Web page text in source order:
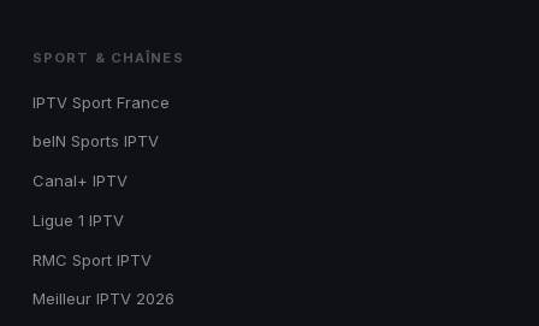
SPORT & CHAÎNES
IPTV Sport France
beIN Sports IPTV
Canal+ IPTV
Ligue 1 IPTV
RMC Sport IPTV
Meilleur IPTV 2026